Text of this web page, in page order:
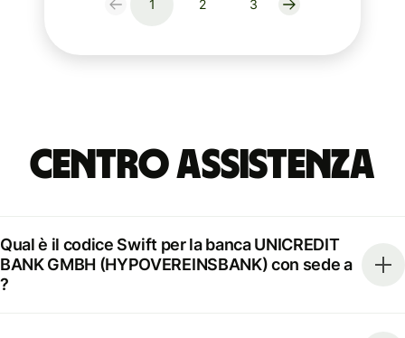
1 2 3
Centro Assistenza
Qual è il codice Swift per la banca UNICREDIT
BANK GMBH (HYPOVEREINSBANK) con sede a
?